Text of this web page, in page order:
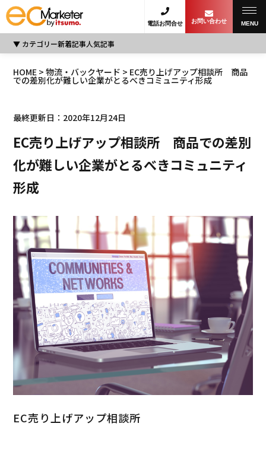
電話お問合せ お問い合わせ MENU
カテゴリー新着記事人気記事
HOME >物流・バックヤード > EC売り上げアップ相談所 商品
での差別化が難しい企業がとるべきコミュニティ形成
最終更新日：2020年12月24日
EC売り上げアップ相談所 商品での差別
化が難しい企業がとるべきコミュニティ
形成
EC売り上げアップ相談所